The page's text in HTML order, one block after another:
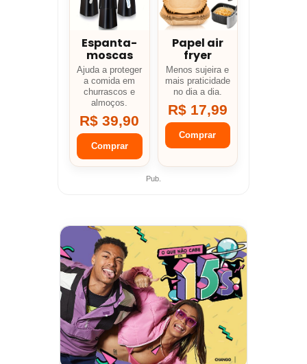
Espanta-
moscas
Ajuda a proteger
a comida em
churrascos e
almoços.
R$ 39,90
Comprar
Papel air
fryer
Menos sujeira e
mais praticidade
no dia a dia.
R$ 17,99
Comprar
Pub.